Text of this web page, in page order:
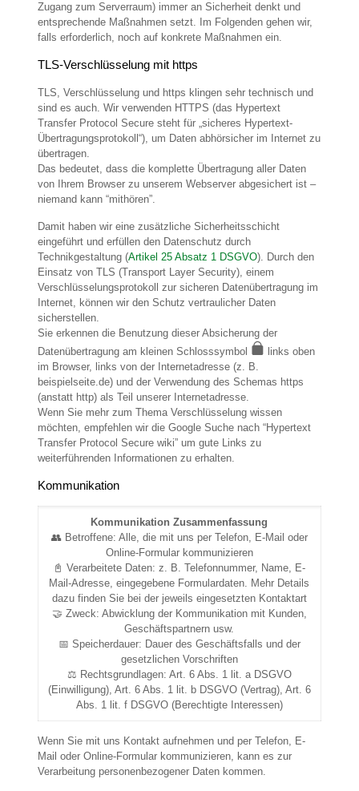
Zugang zum Serverraum) immer an Sicherheit denkt und
entsprechende Maßnahmen setzt. Im Folgenden gehen wir,
falls erforderlich, noch auf konkrete Maßnahmen ein.
TLS-Verschlüsselung mit https
TLS, Verschlüsselung und https klingen sehr technisch und
sind es auch. Wir verwenden HTTPS (das Hypertext
Transfer Protocol Secure steht für „sicheres Hypertext-
Übertragungsprotokoll“), um Daten abhörsicher im Internet zu
übertragen.
Das bedeutet, dass die komplette Übertragung aller Daten
von Ihrem Browser zu unserem Webserver abgesichert ist –
niemand kann “mithören”.
Damit haben wir eine zusätzliche Sicherheitsschicht
eingeführt und erfüllen den Datenschutz durch
Technikgestaltung (Artikel 25 Absatz 1 DSGVO). Durch den
Einsatz von TLS (Transport Layer Security), einem
Verschlüsselungsprotokoll zur sicheren Datenübertragung im
Internet, können wir den Schutz vertraulicher Daten
sicherstellen.
Sie erkennen die Benutzung dieser Absicherung der
Datenübertragung am kleinen Schlosssymbol
links oben
im Browser, links von der Internetadresse (z. B.
beispielseite.de) und der Verwendung des Schemas https
(anstatt http) als Teil unserer Internetadresse.
Wenn Sie mehr zum Thema Verschlüsselung wissen
möchten, empfehlen wir die Google Suche nach “Hypertext
Transfer Protocol Secure wiki” um gute Links zu
weiterführenden Informationen zu erhalten.
Kommunikation
Kommunikation Zusammenfassung
👥 Betroffene: Alle, die mit uns per Telefon, E-Mail oder
Online-Formular kommunizieren
📓 Verarbeitete Daten: z. B. Telefonnummer, Name, E-
Mail-Adresse, eingegebene Formulardaten. Mehr Details
dazu finden Sie bei der jeweils eingesetzten Kontaktart
🤝 Zweck: Abwicklung der Kommunikation mit Kunden,
Geschäftspartnern usw.
📅 Speicherdauer: Dauer des Geschäftsfalls und der
gesetzlichen Vorschriften
⚖️ Rechtsgrundlagen: Art. 6 Abs. 1 lit. a DSGVO
(Einwilligung), Art. 6 Abs. 1 lit. b DSGVO (Vertrag), Art. 6
Abs. 1 lit. f DSGVO (Berechtigte Interessen)
Wenn Sie mit uns Kontakt aufnehmen und per Telefon, E-
Mail oder Online-Formular kommunizieren, kann es zur
Verarbeitung personenbezogener Daten kommen.